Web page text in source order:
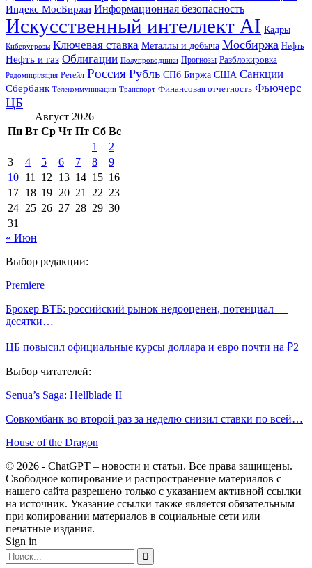
Индекс МосБиржи Информационная безопасность
Искусственный интеллект AI Кадры
Киберугрозы Ключевая ставка Металлы и добыча Мосбиржа Нефть
Нефть и газ Облигации Полупроводники Прогнозы Разблокировка
Редомициляция Ретейл Россия Рубль СПб Биржа США Санкции
Сбербанк Телекоммуникации Транспорт Финансовая отчетность Фьючерс
ЦБ
Август 2026
Пн Вт Ср Чт Пт Сб Вс
1
2
3
4 5 6 7 8
9
10 11 12 13 14 15 16
17 18 19 20 21 22 23
24 25 26 27 28 29 30
31
« Июн
Выбор редакции:
Premiere
Брокер ВТБ: российский рынок недооценен, потенциал —
десятки…
ЦБ повысил официальные курсы доллара и евро почти на ₽2
Выбор читателей:
Senua’s Saga: Hellblade II
Совкомбанк во второй раз за неделю снизил ставки по всей…
House of the Dragon
© 2026 - ChatGPT – новости и статьи. Все права защищены.
Свободное копирование и распространение материалов с
нашего сайта разрешено только с указанием активной ссылки
на источник. Указание ссылки также является обязательным
при копировании материалов в социальные сети или
печатные издания.
Sign in